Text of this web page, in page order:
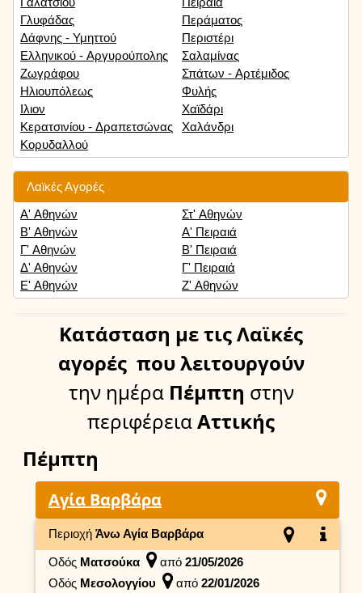
Γλυφάδας
Δάφνης - Υμηττού
Ελληνικού - Αργυρούπολης
Ζωγράφου
Ηλιουπόλεως
Ιλιον
Κερατσινίου - Δραπετσώνας
Κορυδαλλού
Περάματος
Περιστέρι
Σαλαμίνας
Σπάτων - Αρτέμιδος
Φυλής
Χαϊδάρι
Χαλάνδρι
Λαϊκές Αγορές
Α' Αθηνών
Β' Αθηνών
Γ' Αθηνών
Δ' Αθηνών
Ε' Αθηνών
Στ' Αθηνών
Α' Πειραιά
Β' Πειραιά
Γ' Πειραιά
Ζ' Αθηνών
Κατάσταση με τις Λαϊκές
αγορές που λειτουργούν
την ημέραΠέμπτη στην
περιφέρειαΑττικής
Πέμπτη
Αγία Βαρβάρα
Περιοχή Άνω Αγία Βαρβάρα
Οδός Ματσούκα από 21/05/2026
Οδός Μεσολογγίου από 22/01/2026